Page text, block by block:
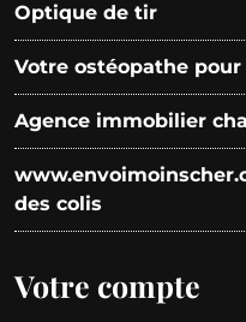
Optique de tir
Votre ostéopathe
Agence immobilier
des colis
Votre compte